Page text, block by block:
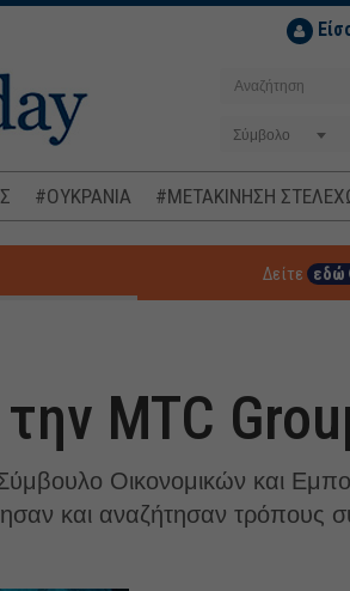
Σύμβολο
#ΟΥΚΡΑΝΙΑ #ΜΕΤΑΚΙΝΗΣΗ
Δείτε εδώ
MTC
Οικονομικών και
και αναζήτησαν τρόπους